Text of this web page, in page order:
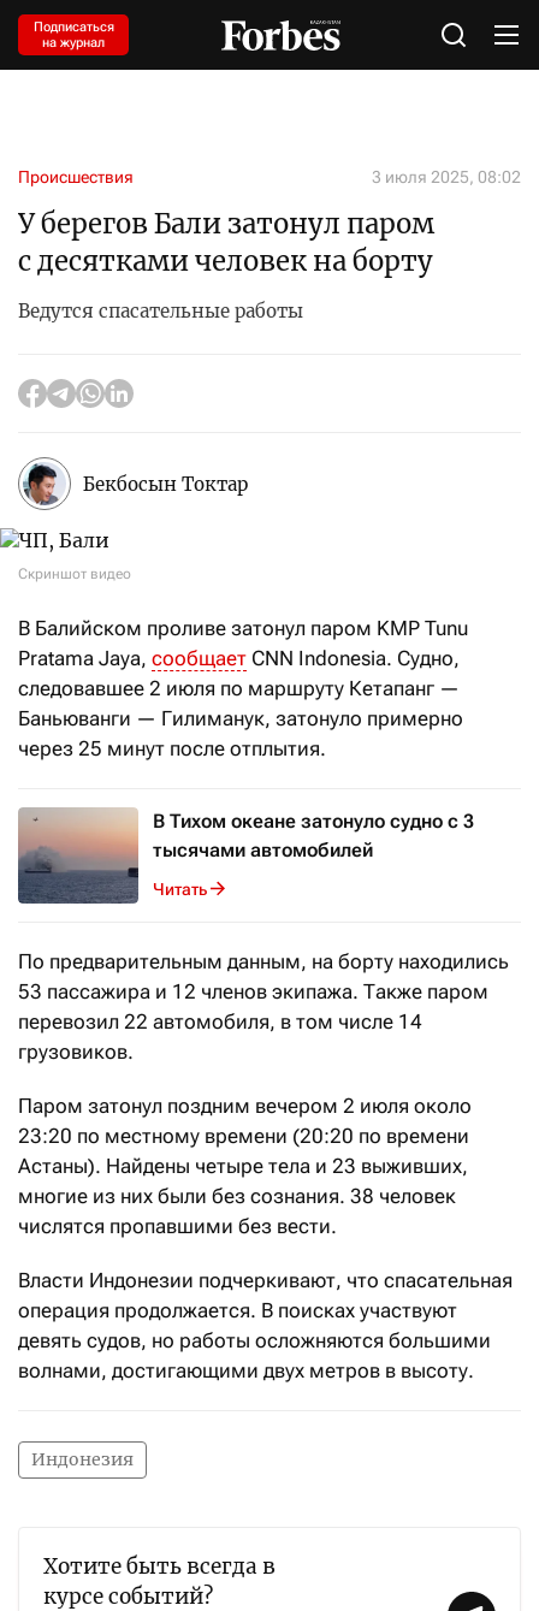
Подписаться
на журнал
Происшествия 3 июля 2025, 08:02
У берегов Бали затонул паром
с десятками человек на борту
Ведутся спасательные работы
Бекбосын Токтар
Скриншот видео
В Балийском проливе затонул паром KMP Tunu
Pratama Jaya, сообщает CNN Indonesia. Судно,
следовавшее 2 июля по маршруту Кетапанг —
Баньюванги — Гилиманук, затонуло примерно
через 25 минут после отплытия.
В Тихом океане затонуло судно с 3
тысячами автомобилей
Читать
По предварительным данным, на борту находились
53 пассажира и 12 членов экипажа. Также паром
перевозил 22 автомобиля, в том числе 14
грузовиков.
Паром затонул поздним вечером 2 июля около
23:20 по местному времени (20:20 по времени
Астаны). Найдены четыре тела и 23 выживших,
многие из них были без сознания. 38 человек
числятся пропавшими без вести.
Власти Индонезии подчеркивают, что спасательная
операция продолжается. В поисках участвуют
девять судов, но работы осложняются большими
волнами, достигающими двух метров в высоту.
Индонезия
Хотите быть всегда в
курсе событий?